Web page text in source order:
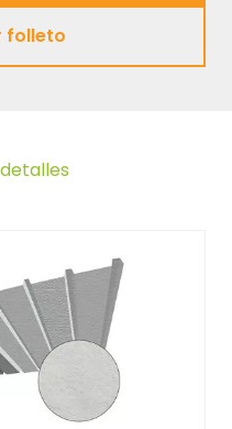
folleto
folleto